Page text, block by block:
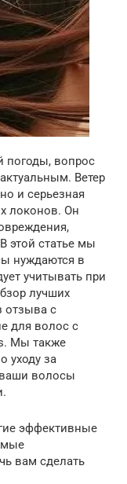
погоды, вопрос
Ветер
и серьезная
локонов. Он
этой статье мы
нуждаются в
учитывать при
лучших
отзыва с
для волос с
Мы также
уходу за
волосы
эффективные
вам сделать